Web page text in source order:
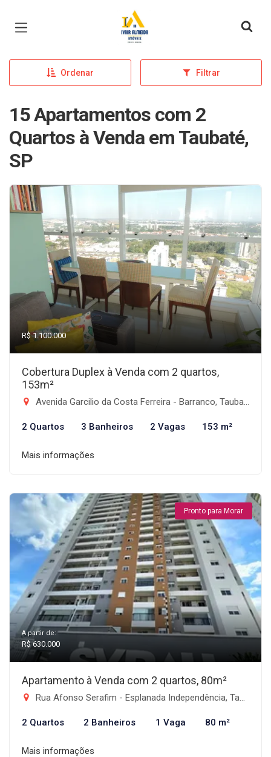
Página inicial
Ordenar Filtrar
15 Apartamentos com 2
Quartos à Venda em Taubaté,
SP
R$ 1.100.000
Cobertura Duplex à Venda com 2 quartos,
153m²
Avenida Garcilio da Costa Ferreira - Barranco, Taubaté-SP
2 Quartos 3 Banheiros 2 Vagas 153 m²
Mais informações
Pronto para Morar
A partir de:
R$ 630.000
Apartamento à Venda com 2 quartos, 80m²
Rua Afonso Serafim - Esplanada Independência, Taubaté-SP
2 Quartos 2 Banheiros 1 Vaga 80 m²
Mais informações